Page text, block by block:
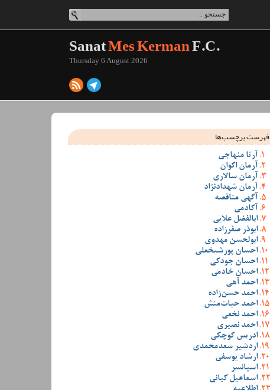
SanatMes KermanF.C.
Thursday 6 August 2026
فهرست برچسب‌ها
آرتا منهاجی
آرمان اکوان
آرمان سالاری
آرمان شهدادنژاد
آگهی مناقصه
آکادمی
ابالفضل علایی
ابوذر صفرزاده
ابولحسن مهدوی
احسان پورشیخعلی
احسان جودکی
احسان خادمی
احمد آهی
احمد حسن‌زاده
احمد حیات‌منش
احمد نخعی
احمد نصیری
ادریس کوچکی
اردشیر سعدمحمدی
ارشاد یوسفی
اسپانسر
اسماعیل کیانی